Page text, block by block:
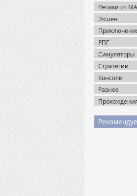
Репаки от
Экшен
РПГ
Симуляторы
Стратегии
Консоли
Разное